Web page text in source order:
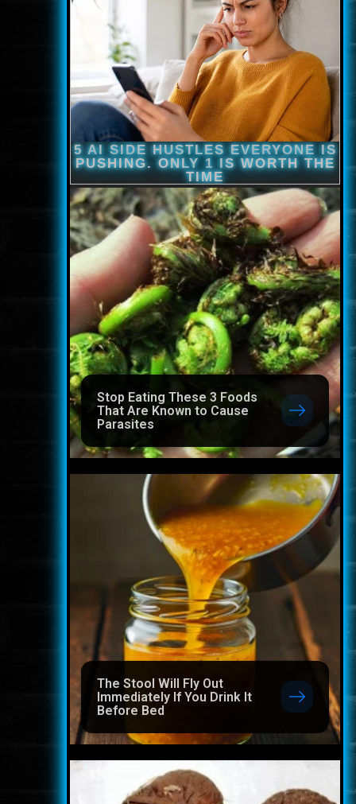
Stop Eating These 3 Foods
That Are Known to Cause
Parasites
The Stool Will Fly Out
Immediately If You Drink It
Before Bed